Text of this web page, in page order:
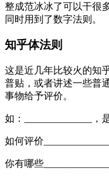
整成范冰冰了可以干很
同时用到了数字法则。
知乎体法则
这是近几年比较火的知
普贴，或者讲述一些普
事物给予评价。
如：______________，
如何评价
你有哪些